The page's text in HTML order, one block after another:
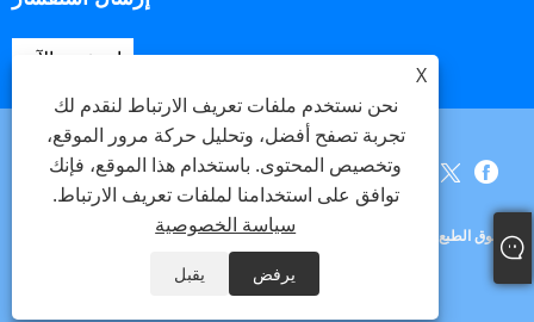
استفسر الآن
Links
Sitemap
RSS
XML سياسة الخصوصية
محفوظة.
X
نحن نستخدم ملفات تعريف الارتباط لنقدم لك
تجربة تصفح أفضل، وتحليل حركة مرور الموقع،
وتخصيص المحتوى. باستخدام هذا الموقع، فإنك
توافق على استخدامنا لملفات تعريف الارتباط.
سياسة الخصوصية
يرفض يقبل